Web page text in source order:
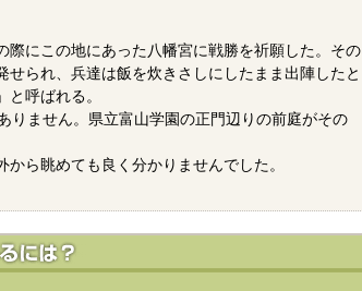
際にこの地にあった八幡宮に戦勝を祈願した。その
られ、兵達は飯を炊きさしにしたまま出陣したと
呼ばれる。
りません。県立富山学園の正門辺りの前庭がその
ら眺めても良く分かりませんでした。